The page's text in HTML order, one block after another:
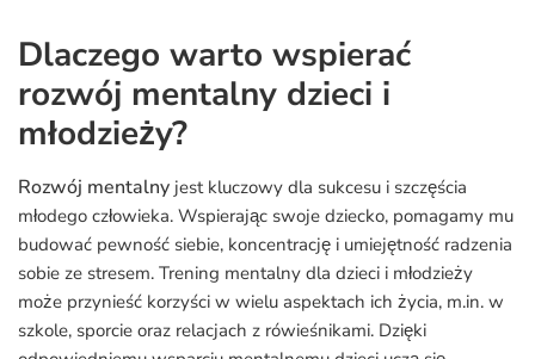
Dlaczego warto wspierać
rozwój mentalny dzieci i
młodzieży?
Rozwój mentalny jest kluczowy dla sukcesu i szczęścia
młodego człowieka. Wspierając swoje dziecko, pomagamy mu
budować pewność siebie, koncentrację i umiejętność radzenia
sobie ze stresem. Trening mentalny dla dzieci i młodzieży
może przynieść korzyści w wielu aspektach ich życia, m.in. w
szkole, sporcie oraz relacjach z rówieśnikami. Dzięki